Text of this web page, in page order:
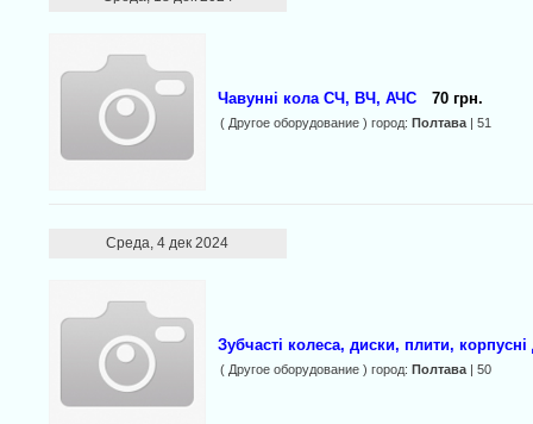
Чавунні кола СЧ, ВЧ, АЧС 70 грн.
( Другое оборудование ) город: Полтава| 51
Среда, 4 дек 2024
Зубчасті колеса, диски, плити, корпусні
( Другое оборудование ) город: Полтава| 50